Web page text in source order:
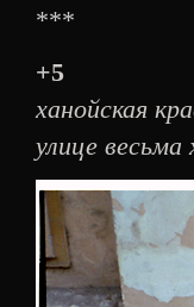
***
+5
ханойская
улице весьма